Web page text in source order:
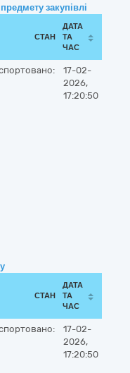
закупівлі
СТАН
ДАТА
ТА
ЧАС
17-02-
2026,
17:20:50
СТАН
ДАТА
ТА
ЧАС
17-02-
2026,
17:20:50